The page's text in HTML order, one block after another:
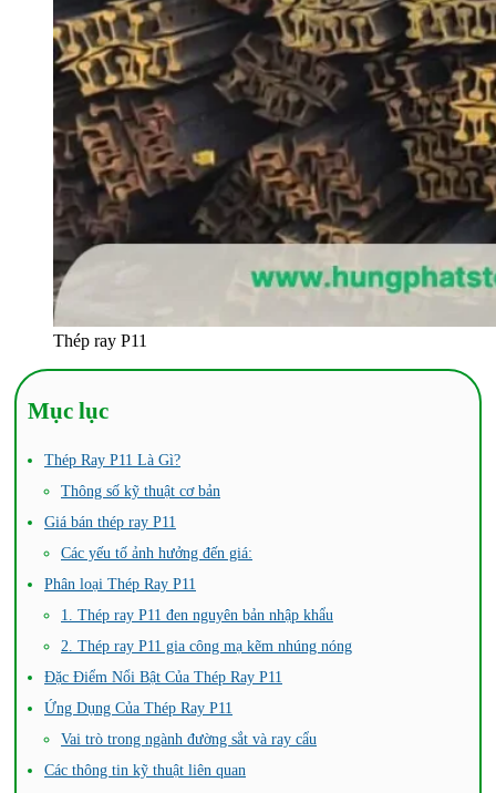
Thép ray P11
Mục lục
Thép Ray P11 Là Gì?
Thông số kỹ thuật cơ bản
Giá bán thép ray P11
Các yếu tố ảnh hưởng đến giá:
Phân loại Thép Ray P11
1. Thép ray P11 đen nguyên bản nhập khẩu
2. Thép ray P11 gia công mạ kẽm nhúng nóng
Đặc Điểm Nổi Bật Của Thép Ray P11
Ứng Dụng Của Thép Ray P11
Vai trò trong ngành đường sắt và ray cẩu
Các thông tin kỹ thuật liên quan